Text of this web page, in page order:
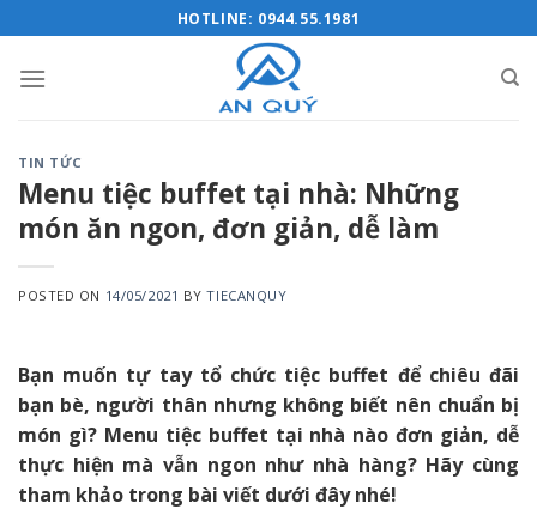
to
content
HOTLINE: 0944.55.1981
TIN TỨC
Menu tiệc buffet tại nhà: Những
món ăn ngon, đơn giản, dễ làm
POSTED ON 14/05/2021 BYTIECANQUY
Bạn muốn tự tay tổ chức tiệc buffet để chiêu đãi
bạn bè, người thân nhưng không biết nên chuẩn bị
món gì? Menu tiệc buffet tại nhà nào đơn giản, dễ
thực hiện mà vẫn ngon như nhà hàng? Hãy cùng
tham khảo trong bài viết dưới đây nhé!